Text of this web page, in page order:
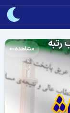
مشاهده